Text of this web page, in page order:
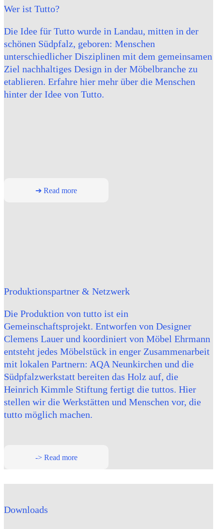
Wer ist Tutto?
Die Idee für Tutto wurde in Landau, mitten in der
schönen Südpfalz, geboren: Menschen
unterschiedlicher Disziplinen mit dem gemeinsamen
Ziel nachhaltiges Design in der Möbelbranche zu
etablieren. Erfahre hier mehr über die Menschen
hinter der Idee von Tutto.
➔ Read more
Produktionspartner & Netzwerk
Die Produktion von tutto ist ein
Gemeinschaftsprojekt. Entworfen von Designer
Clemens Lauer und koordiniert von Möbel Ehrmann
entsteht jedes Möbelstück in enger Zusammenarbeit
mit lokalen Partnern: AQA Neunkirchen und die
Südpfalzwerkstatt bereiten das Holz auf, die
Heinrich Kimmle Stiftung fertigt die tuttos. Hier
stellen wir die Werkstätten und Menschen vor, die
tutto möglich machen.
-> Read more
Downloads